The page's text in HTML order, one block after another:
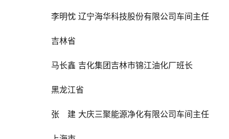
李明忱 辽宁海华科技股份有限公司车间主任
吉林省
马长鑫 吉化集团吉林市锦江油化厂班长
黑龙江省
张　建 大庆三聚能源净化有限公司车间主任